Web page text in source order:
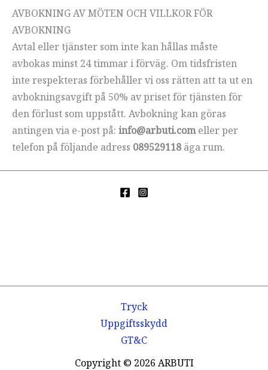
AVBOKNING AV MÖTEN OCH VILLKOR FÖR
AVBOKNING
Avtal eller tjänster som inte kan hållas måste
avbokas minst 24 timmar i förväg. Om tidsfristen
inte respekteras förbehåller vi oss rätten att ta ut en
avbokningsavgift på 50% av priset för tjänsten för
den förlust som uppstått. Avbokning kan göras
antingen via e-post på: info@arbuti.comeller per
telefon på följande adress 089529118 äga rum.
Tryck
Uppgiftsskydd
GT&C
Copyright © 2026 ARBUTI